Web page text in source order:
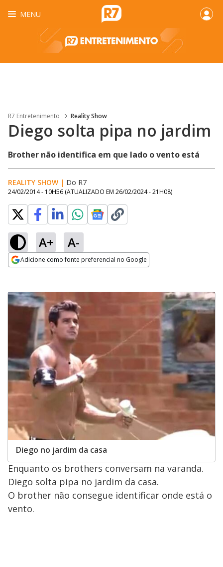
MENU
R7 Entretenimento Reality Show
Diego solta pipa no jardim
Brother não identifica em que lado o vento está
REALITY SHOW | Do R7
24/02/2014 - 10H56 (ATUALIZADO EM 26/02/2024 - 21H08)
A+ A-
Adicione como fonte preferencial no Google
Diego no jardim da casa
Enquanto os brothers conversam na varanda.
Diego solta pipa no jardim da casa.
O brother não consegue identificar onde está o
vento.